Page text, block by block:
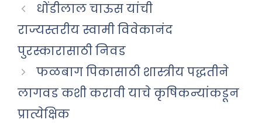
धोंडीलाल चाऊस यांची
राज्यस्तरीय स्वामी विवेकानंद
पुरस्कारासाठी निवड
फळबाग पिकासाठी शास्त्रीय पद्धतीने
लागवड कशी करावी याचे कृषिकन्यांकडून
प्रात्येक्षिक